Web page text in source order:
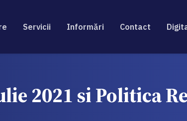
Servicii Informări Contact
2021 si Politica